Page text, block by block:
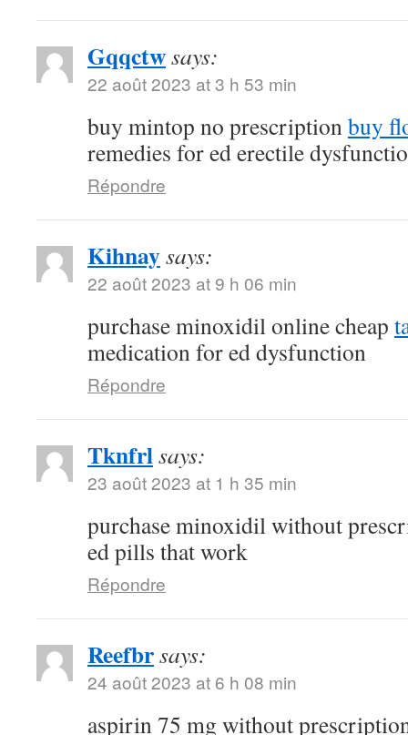
Gqqctwsays:
22 août 2023 at 3 h 53 min
buy mintop no prescriptionbuy
remedies for ed erectile
Répondre
Kihnaysays:
22 août 2023 at 9 h 06 min
purchase minoxidil online cheap
medication for ed dysfunction
Répondre
Tknfrlsays:
23 août 2023 at 1 h 35 min
purchase minoxidil without
ed pills that work
Répondre
Reefbrsays:
24 août 2023 at 6 h 08 min
aspirin 75 mg without